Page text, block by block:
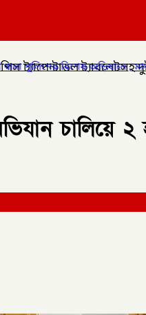
সম্রাট মাইদুল ইসলামকে
ট্যাবলেটসহ দুই
চালিয়ে ২